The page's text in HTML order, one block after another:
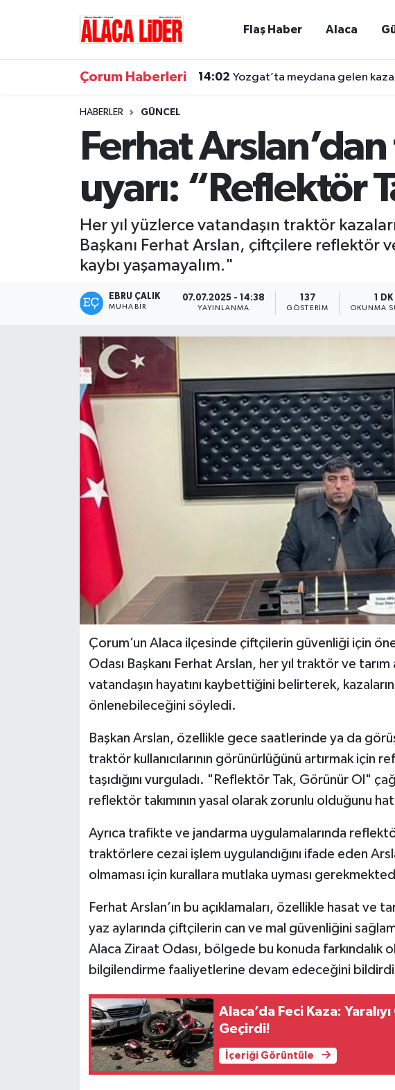
Flaş Haber Alaca
Çorum Haberleri 14:02 Yozgat’ta meydana gelen
HABERLER GÜNCEL
Ferhat
uyarı: “Reflektör
Her yıl yüzlerce vatandaşın traktör
Başkanı Ferhat Arslan, çiftçilere reflektör
kaybı yaşamayalım."
EBRU ÇALIK
MUHABIR
07.07.2025 - 14:38
YAYINLANMA
137
GÖSTERIM
1 DK
OKUNMA
Çorum’un Alaca ilçesinde çiftçilerin güvenliği için
Odası Başkanı Ferhat Arslan, her yıl traktör ve
vatandaşın hayatını kaybettiğini belirterek,
önlenebileceğini söyledi.
Başkan Arslan, özellikle gece saatlerinde ya da
traktör kullanıcılarının görünürlüğünü artırmak için
taşıdığını vurguladı. "Reflektör Tak, Görünür Ol"
reflektör takımının yasal olarak zorunlu olduğunu
Ayrıca trafikte ve jandarma uygulamalarında
traktörlere cezai işlem uygulandığını ifade eden
olmaması için kurallara mutlaka uyması
Ferhat Arslan’ın bu açıklamaları, özellikle hasat ve
yaz aylarında çiftçilerin can ve mal güvenliğini
Alaca Ziraat Odası, bölgede bu konuda farkındalık
bilgilendirme faaliyetlerine devam edeceğini
Alaca’da Feci Kaza:
Geçirdi!
İçeriği Görüntüle
Çorum Trafik Yoğunluk Haritası
Süper Lig Puan Durumu ve Fikstür
Tüm Manşetler
Son Dakika Haberleri
Haber Arşivi